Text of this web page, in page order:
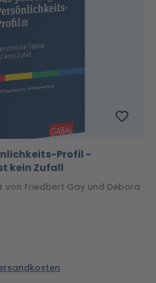
Profil -
kein Zufall
Friedbert Gay und Debora